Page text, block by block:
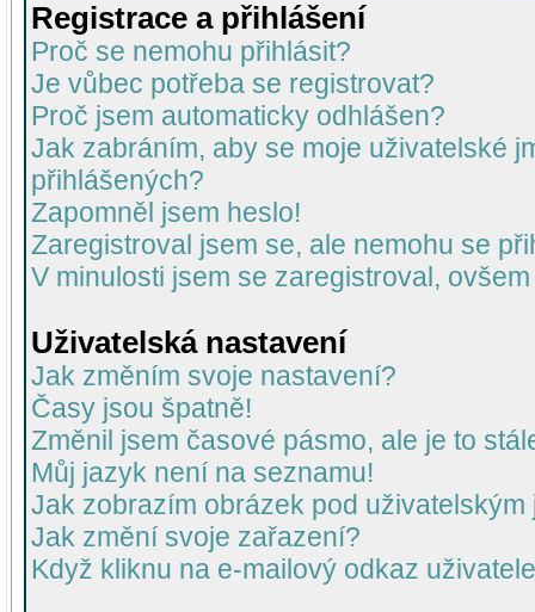
Registrace a přihlášení
Proč se nemohu přihlásit?
Je vůbec potřeba se registrovat?
Proč jsem automaticky odhlášen?
Jak zabráním, aby se moje uživatelské
přihlášených?
Zapomněl jsem heslo!
Zaregistroval jsem se, ale nemohu se
V minulosti jsem se zaregistroval,
Uživatelská nastavení
Jak změním svoje nastavení?
Časy jsou špatně!
Změnil jsem časové pásmo, ale je to
Můj jazyk není na seznamu!
Jak zobrazím obrázek pod uživatelským
Jak změní svoje zařazení?
Když kliknu na e-mailový odkaz